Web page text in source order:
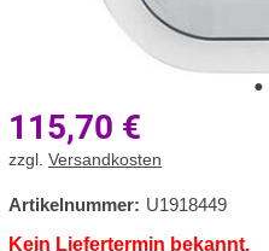
115,70 €
zzgl. Versandkosten
Artikelnummer: U1918449
Kein Liefertermin bekannt.